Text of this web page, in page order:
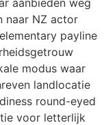
naar NZ actor
payline
modus waar
landlocatie
round-eyed
voor letterlijk